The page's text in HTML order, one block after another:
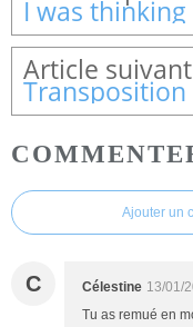
Transposition
Ajouter un
C Célestine 13/01/
Tu as remué en